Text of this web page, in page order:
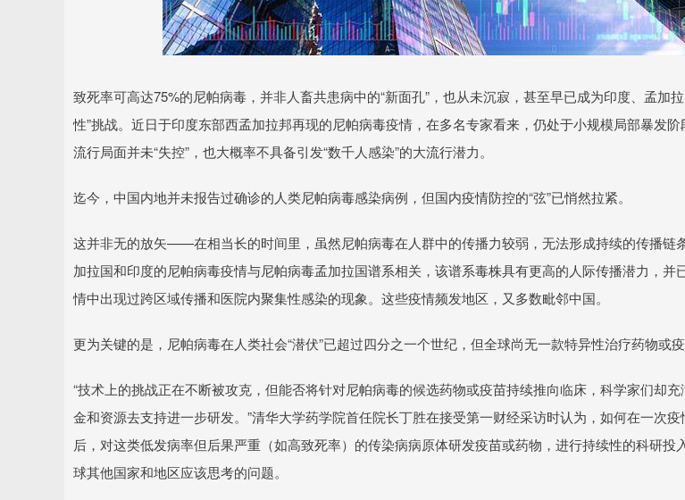
致死率可高达75%的尼帕病毒，并非人畜共患病中的“新面孔”，也从未沉寂，甚至早已成为印度、孟加
性”挑战。近日于印度东部西孟加拉邦再现的尼帕病毒疫情，在多名专家看来，仍处于小规模局部暴发
流行局面并未“失控”，也大概率不具备引发“数千人感染”的大流行潜力。
迄今，中国内地并未报告过确诊的人类尼帕病毒感染病例，但国内疫情防控的“弦”已悄然拉紧。
这并非无的放矢——在相当长的时间里，虽然尼帕病毒在人群中的传播力较弱，无法形成持续的传播链
加拉国和印度的尼帕病毒疫情与尼帕病毒孟加拉国谱系相关，该谱系毒株具有更高的人际传播潜力，并
情中出现过跨区域传播和医院内聚集性感染的现象。这些疫情频发地区，又多数毗邻中国。
更为关键的是，尼帕病毒在人类社会“潜伏”已超过四分之一个世纪，但全球尚无一款特异性治疗药物或疫
“技术上的挑战正在不断被攻克，但能否将针对尼帕病毒的候选药物或疫苗持续推向临床，科学家们却
金和资源去支持进一步研发。”清华大学药学院首任院长丁胜在接受第一财经采访时认为，如何在一次
后，对这类低发病率但后果严重（如高致死率）的传染病病原体研发疫苗或药物，进行持续性的科研投
球其他国家和地区应该思考的问题。